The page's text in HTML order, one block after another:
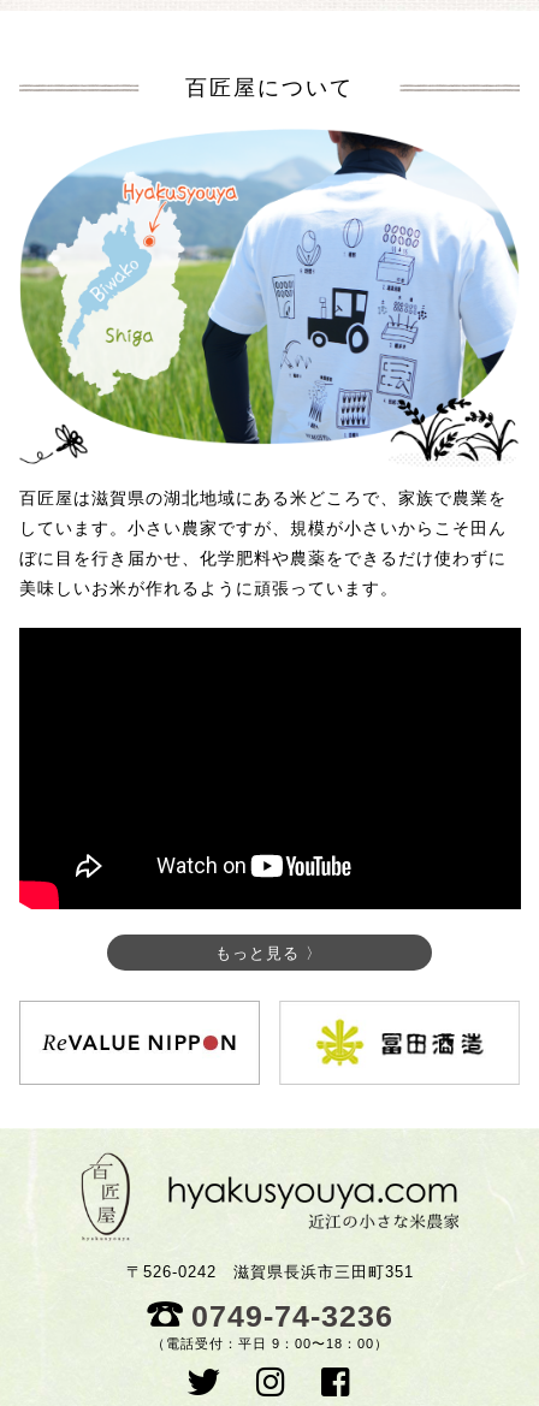
百匠屋について
百匠屋は滋賀県の湖北地域にある米どころで、家族で農業を
しています。小さい農家ですが、規模が小さいからこそ田ん
ぼに目を行き届かせ、化学肥料や農薬をできるだけ使わずに
美味しいお米が作れるように頑張っています。
もっと見る 〉
〒526-0242 滋賀県長浜市三田町351
0749-74-3236
（電話受付：平日 9：00〜18：00）